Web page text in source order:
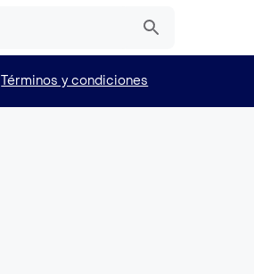
Términos y condiciones